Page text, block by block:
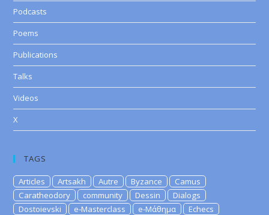
Podcasts
Poems
Publications
Talks
Videos
X
TAGS
Articles Artsakh Autre Byzance
Camus
Caratheodory
community Dessin
Dialogs
Dostoievski
e-Masterclass e-Μάθημα
Echecs